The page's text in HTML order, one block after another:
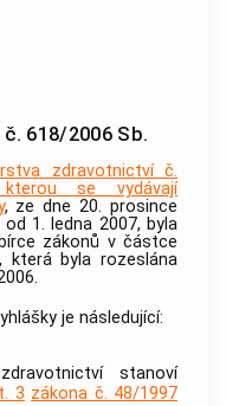
č. 618/2006 Sb.
zdravotnictví č.
se vydávají
, ze dne 20. prosince
1. ledna 2007, byla
zákonů v částce
která byla rozeslána
je následující:
stanoví
3 zákona č. 48/1997